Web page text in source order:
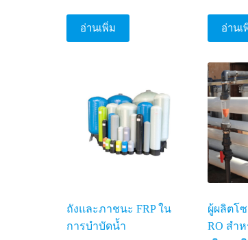
อ่านเพิ่ม อ่านเ
ถังและภาชนะ FRP ใน
การบำบัดน้ำ
ผู้ผลิตโ
RO สำ